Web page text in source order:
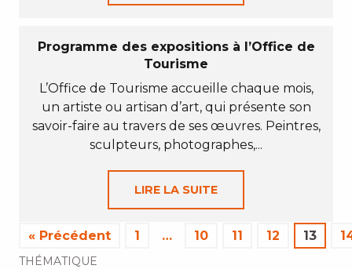
Programme des expositions à l’Office de
Tourisme
L’Office de Tourisme accueille chaque mois,
un artiste ou artisan d’art, qui présente son
savoir-faire au travers de ses œuvres. Peintres,
sculpteurs, photographes,...
LIRE LA SUITE
« Précédent 1 … 10 11 12 13
THÉMATIQUE